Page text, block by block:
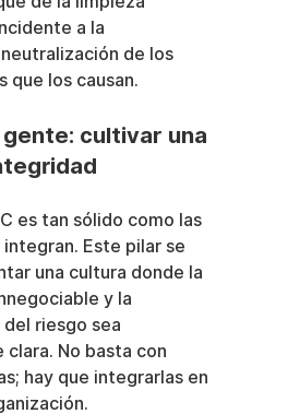
a la
de los
que los causan.
gente: cultivar una
es tan sólido como las
Este pilar se
una cultura donde la
y la
riesgo sea
clara. No basta con
hay que integrarlas en